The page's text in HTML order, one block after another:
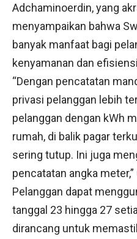
Adchaminoerdin, yang
menyampaikan bahwa
banyak manfaat bagi
kenyamanan dan
“Dengan pencatatan
privasi pelanggan lebih
pelanggan dengan kWh
rumah, di balik pagar
sering tutup. Ini juga
pencatatan angka
Pelanggan dapat
tanggal 23 hingga 27
dirancang untuk